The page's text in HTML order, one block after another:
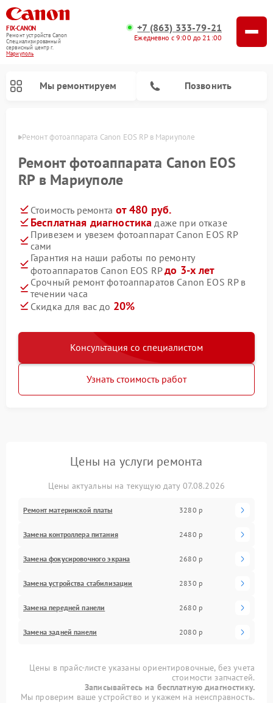
FIX-CANON
Ремонт устройств Canon
Специализированный
cервисный центр г.
Мариуполь
+7 (863) 333-79-21
Ежедневно с 9:00 до 21:00
Мы ремонтируем Позвонить
Ремонт фотоаппарата Canon EOS RP в Мариуполе
Ремонт фотоаппарата Canon EOS
RP в Мариуполе
Стоимость ремонта от 480 руб.
Бесплатная диагностика даже при отказе
Привезем и увезем фотоаппарат Canon EOS RP
сами
Гарантия на наши работы по ремонту
фотоаппаратов Canon EOS RPдо 3-х лет
Срочный ремонт фотоаппаратов Canon EOS RP в
течении часа
Скидка для вас до 20%
Консультация со специалистом
Узнать стоимость работ
Цены на услуги ремонта
Цены актуальны на текущую дату 07.08.2026
Ремонт материнской платы 3280 р
Замена контроллера питания 2480 р
Замена фокусировочного экрана 2680 р
Замена устройства стабилизации 2830 р
Замена передней панели 2680 р
Замена задней панели 2080 р
Цены в прайс-листе указаны ориентировочные, без учета
стоимости запчастей.
Записывайтесь на бесплатную диагностику.
Мы проверим ваше устройство и укажем на неисправность.